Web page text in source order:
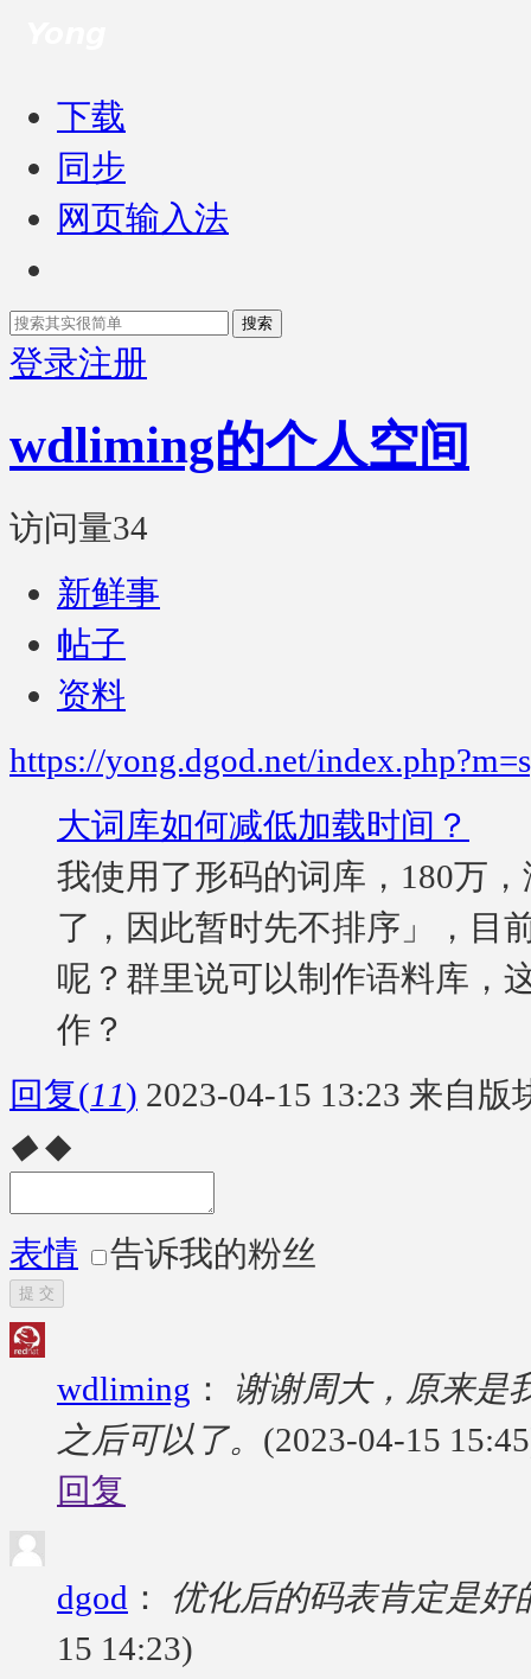
下载
同步
网页输入法
搜索
登录注册
wdliming的个人空间
访问量34
新鲜事
帖子
资料
https://yong.dgod.net/
大词库如何减低加载时间？
我使用了形码的词库，180万
了，因此暂时先不排序」，目
呢？群里说可以制作语料库，
作？
回复(11) 2023-04-15 13:23 来自版
◆ ◆
表情 告诉我的粉丝
提 交
wdliming ：
谢谢周大，原来是
之后可以了。 (2023-04-15
回复
dgod ：
优化后的码表肯定是好
15 14:23)